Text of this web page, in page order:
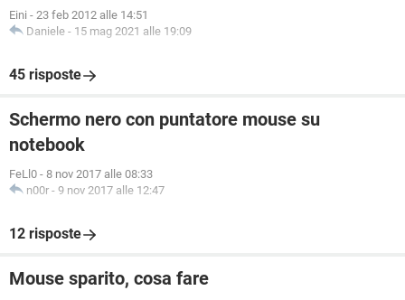
Eini - 23 feb 2012 alle 14:51
Daniele - 15 mag 2021 alle 19:09
45 risposte
Schermo nero con puntatore mouse su
notebook
FeLl0 - 8 nov 2017 alle 08:33
n00r - 9 nov 2017 alle 12:47
12 risposte
Mouse sparito, cosa fare